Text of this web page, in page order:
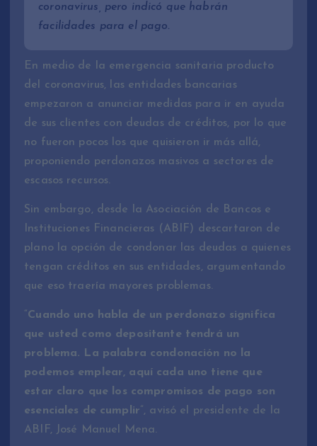
coronavirus, pero indicó que habrán
facilidades para el pago.
En medio de la emergencia sanitaria producto
del coronavirus, las entidades bancarias
empezaron a anunciar medidas para ir en ayuda
de sus clientes con deudas de créditos, por lo que
no fueron pocos los que quisieron ir más allá,
proponiendo perdonazos masivos a sectores de
escasos recursos.
Sin embargo, desde la Asociación de Bancos e
Instituciones Financieras (ABIF) descartaron de
plano la opción de condonar las deudas a quienes
tengan créditos en sus entidades, argumentando
que eso traería mayores problemas.
Cuando uno habla de un perdonazo significa
que usted como depositante tendrá un
problema. La palabra condonación no la
podemos emplear, aquí cada uno tiene que
estar claro que los compromisos de pago son
esenciales de cumplir”, avisó el presidente de la
ABIF, José Manuel Mena.